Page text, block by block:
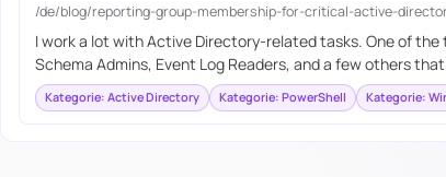
/de/blog/reporting-group-membership-for-critical-active-
I work a lot with Active Directory-related tasks. One of
Schema Admins, Event Log Readers, and a few others
Kategorie: Active Directory Kategorie: PowerShell Kategorie: